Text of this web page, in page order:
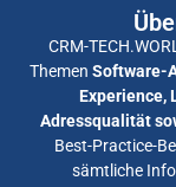
CRM-
Themen Software-
Experience,
Adressqualität
Best-Practice-
sämtliche